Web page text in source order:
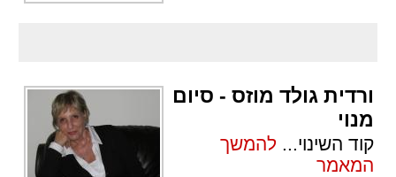
ורדית גולד מוזס - סיום
מנוי
קוד השינוי... להמשך
המאמר